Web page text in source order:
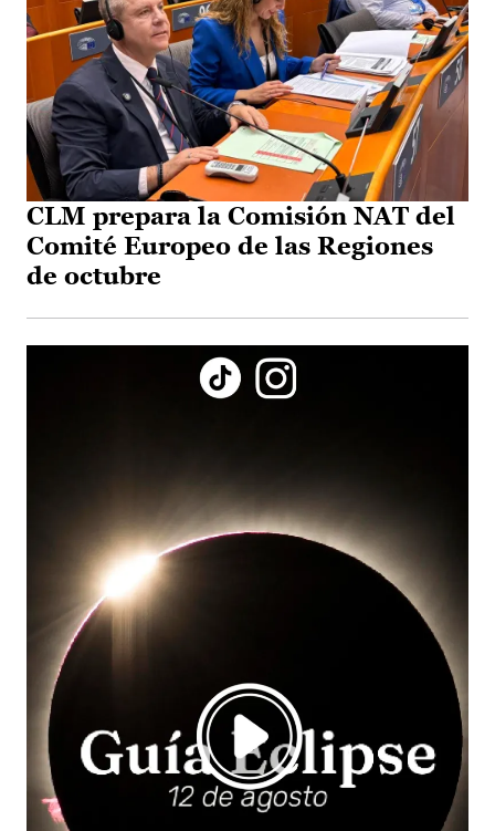
CLM prepara la Comisión NAT del
Comité Europeo de las Regiones
de octubre